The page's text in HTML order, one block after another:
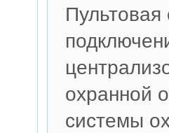
Пультовая
охранной
системы